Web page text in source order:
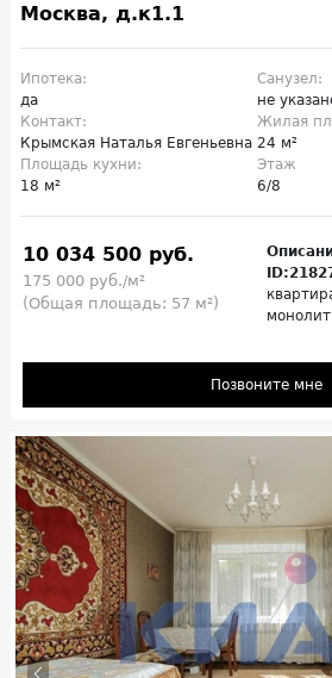
Москва, д.к1.1
Ипотека:
да
Санузел:
не
Контакт:
Крымская Наталья Евгеньевна
Жилая
24 м²
Площадь кухни:
18 м²
Этаж
6/8
10 034 500 руб.
175 000 руб./м²
(Общая площадь: 57 м²)
Позвоните мне